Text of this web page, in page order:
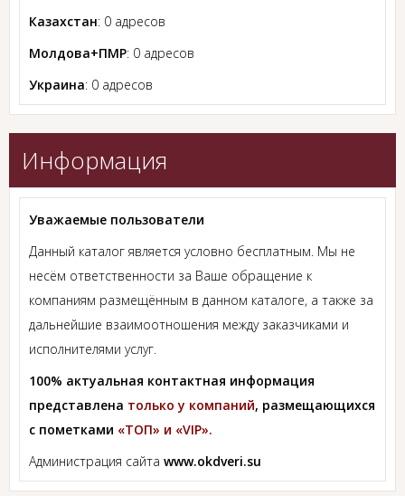
Казахстан: 0 адресов
Молдова+ПМР: 0 адресов
Украина: 0 адресов
Информация
Уважаемые пользователи
Данный каталог является условно бесплатным. Мы не
несём ответственности за Ваше обращение к
компаниям размещённым в данном каталоге, а также за
дальнейшие взаимоотношения между заказчиками и
исполнителями услуг.
100% актуальная контактная информация
представлена только у компаний, размещающихся
с пометками «ТОП» и «VIP».
Администрация сайта www.okdveri.su